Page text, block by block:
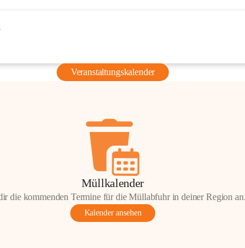
Veranstaltungskalender
Müllkalender
die kommenden Termine für die Müllabfuhr in deiner Region an.
Kalender ansehen